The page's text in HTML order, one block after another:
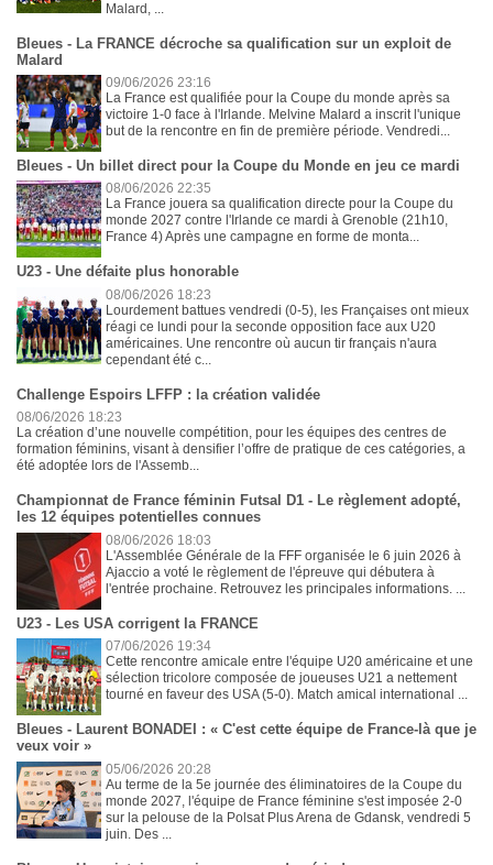
Malard, ...
Bleues - La FRANCE décroche sa qualification sur un exploit de
Malard
09/06/2026 23:16
La France est qualifiée pour la Coupe du monde après sa
victoire 1-0 face à l'Irlande. Melvine Malard a inscrit l'unique
but de la rencontre en fin de première période. Vendredi...
Bleues - Un billet direct pour la Coupe du Monde en jeu ce mardi
08/06/2026 22:35
La France jouera sa qualification directe pour la Coupe du
monde 2027 contre l'Irlande ce mardi à Grenoble (21h10,
France 4) Après une campagne en forme de monta...
U23 - Une défaite plus honorable
08/06/2026 18:23
Lourdement battues vendredi (0-5), les Françaises ont mieux
réagi ce lundi pour la seconde opposition face aux U20
américaines. Une rencontre où aucun tir français n'aura
cependant été c...
Challenge Espoirs LFFP : la création validée
08/06/2026 18:23
La création d’une nouvelle compétition, pour les équipes des centres de
formation féminins, visant à densifier l’offre de pratique de ces catégories, a
été adoptée lors de l'Assemb...
Championnat de France féminin Futsal D1 - Le règlement adopté,
les 12 équipes potentielles connues
08/06/2026 18:03
L'Assemblée Générale de la FFF organisée le 6 juin 2026 à
Ajaccio a voté le règlement de l'épreuve qui débutera à
l'entrée prochaine. Retrouvez les principales informations. ...
U23 - Les USA corrigent la FRANCE
07/06/2026 19:34
Cette rencontre amicale entre l'équipe U20 américaine et une
sélection tricolore composée de joueuses U21 a nettement
tourné en faveur des USA (5-0). Match amical international ...
Bleues - Laurent BONADEI : « C'est cette équipe de France-là que je
veux voir »
05/06/2026 20:28
Au terme de la 5e journée des éliminatoires de la Coupe du
monde 2027, l'équipe de France féminine s'est imposée 2-0
sur la pelouse de la Polsat Plus Arena de Gdansk, vendredi 5
juin. Des ...